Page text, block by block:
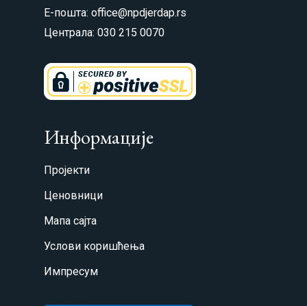
Е-пошта: office@npdjerdap.rs
Централа: 030 215 0070
Информације
Пројекти
Ценовници
Мапа сајта
Услови коришћења
Импресум